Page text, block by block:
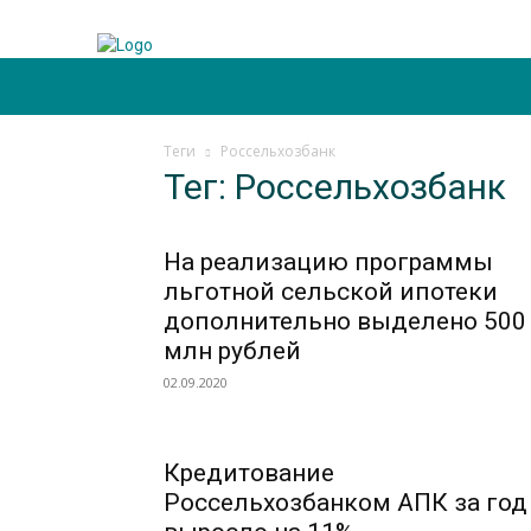
Теги Россельхозбанк
Тег: Россельхозбанк
На реализацию программы
льготной сельской ипотеки
дополнительно выделено 500
млн рублей
02.09.2020
Кредитование
Россельхозбанком АПК за год